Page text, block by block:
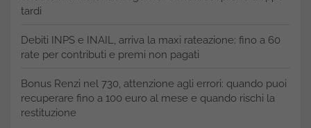
tardi
Debiti INPS e INAIL, arriva la maxi rateazione: fino a 60
rate per contributi e premi non pagati
Bonus Renzi nel 730, attenzione agli errori: quando puoi
recuperare fino a 100 euro al mese e quando rischi la
restituzione